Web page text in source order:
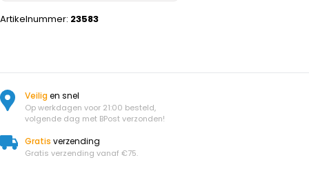
Artikelnummer: 23583
Veiligen snel
Op werkdagen voor 21:00 besteld,
volgende dag met BPost verzonden!
Gratis verzending
Gratis verzending vanaf €75.